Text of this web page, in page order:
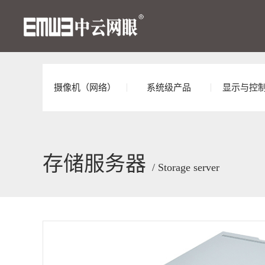
摄像机（网络） 系统级产品 显示与控
存储服务器 / Storage server